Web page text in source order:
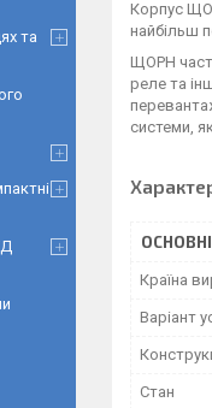
Корпус
найбільш
ЩОРН
реле та
системи,
ОСНОВНІ
Країна
Варіант
Стан
та